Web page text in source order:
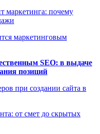
маркетинга: почему
маркетинговым
SEO: в выдаче
позиций
при создании сайта в
от смет до скрытых